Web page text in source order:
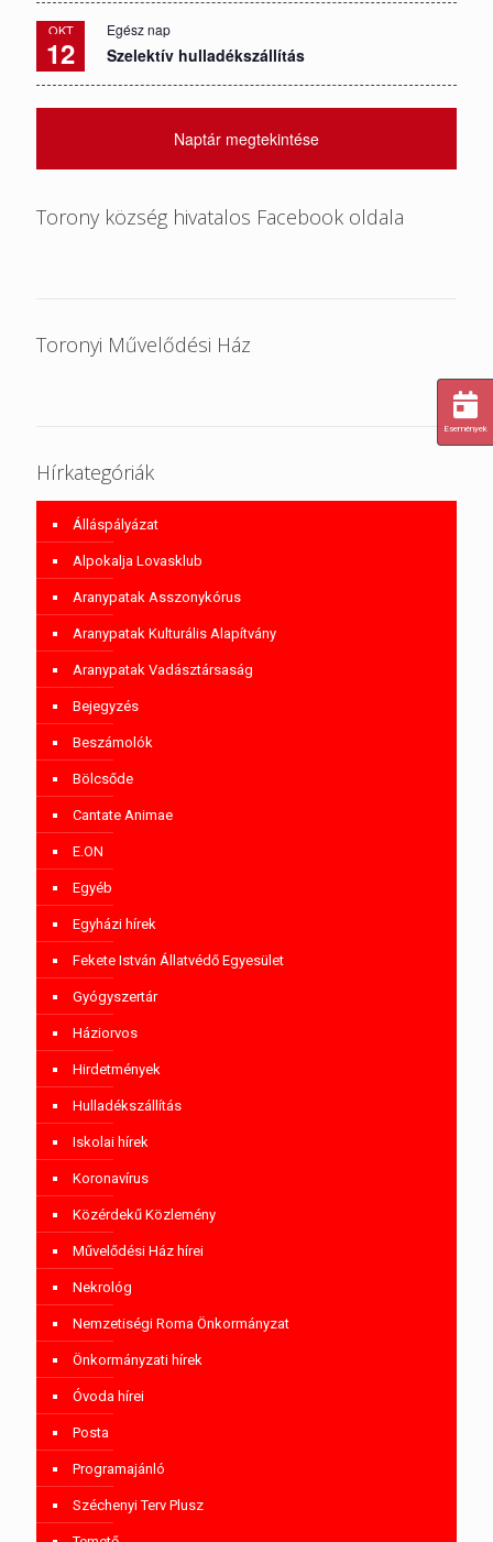
OKT
12
Egész nap
Szelektív hulladékszállítás
Naptár megtekintése
Torony község hivatalos Facebook oldala
Toronyi Művelődési Ház
Hírkategóriák
Álláspályázat
Alpokalja Lovasklub
Aranypatak Asszonykórus
Aranypatak Kulturális Alapítvány
Aranypatak Vadásztársaság
Bejegyzés
Beszámolók
Bölcsőde
Cantate Animae
E.ON
Egyéb
Egyházi hírek
Fekete István Állatvédő Egyesület
Gyógyszertár
Háziorvos
Hirdetmények
Hulladékszállítás
Iskolai hírek
Koronavírus
Közérdekű Közlemény
Művelődési Ház hírei
Nekrológ
Nemzetiségi Roma Önkormányzat
Önkormányzati hírek
Óvoda hírei
Posta
Programajánló
Széchenyi Terv Plusz
Események